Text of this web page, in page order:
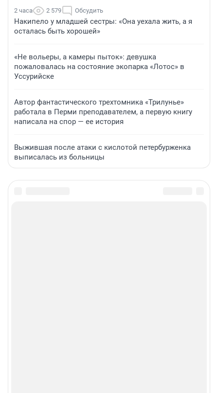
2 часа 2 579 Обсудить
Накипело у младшей сестры: «Она уехала жить, а я
осталась быть хорошей»
«Не вольеры, а камеры пыток»: девушка
пожаловалась на состояние экопарка «Лотос» в
Уссурийске
Автор фантастического трехтомника «Трилунье»
работала в Перми преподавателем, а первую книгу
написала на спор — ее история
Выжившая после атаки с кислотой петербурженка
выписалась из больницы